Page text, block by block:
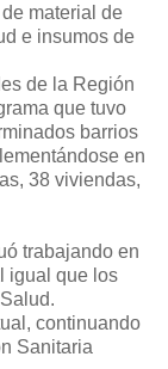
material de
e insumos de
de la Región
que tuvo
barrios
en
38 viviendas,
trabajando en
igual que los
continuando
Sanitaria